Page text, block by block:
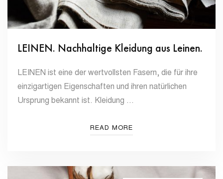
LEINEN. Nachhaltige Kleidung aus Leinen.
LEINEN ist eine der wertvollsten Fasern, die für ihre
einzigartigen Eigenschaften und ihren natürlichen
Ursprung bekannt ist. Kleidung …
READ MORE